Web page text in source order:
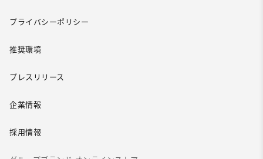
プライバシーポリシー
推奨環境
プレスリリース
企業情報
採用情報